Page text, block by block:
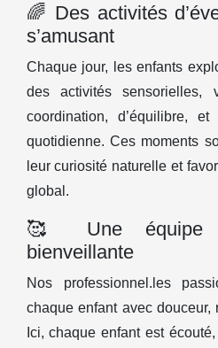
🌈 Des activités
s’amusant
Chaque jour, les enfants
des activités sensorielles,
coordination, d’équilibre,
quotidienne. Ces moments
leur curiosité naturelle et
global.
🥰 Une équipe
bienveillante
Nos professionnel.les
chaque enfant avec douceur,
Ici, chaque enfant est